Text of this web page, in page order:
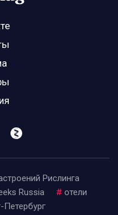
Рислинга
Russia # отели
Петербург